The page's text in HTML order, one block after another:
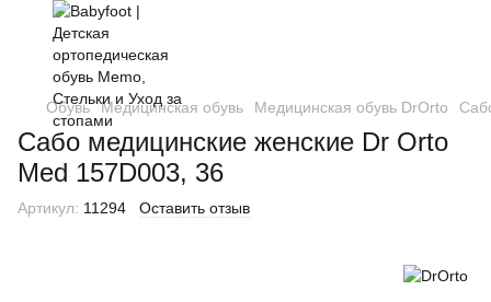
Обувь Медицинская обувь Медицинская обувь DrOrto
Сабо медицинские женские Dr Orto
Med 157D003, 36
Артикул: 11294 Оставить отзыв